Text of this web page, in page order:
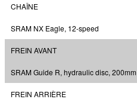
CHAÎNE
SRAM NX Eagle, 12-speed
FREIN AVANT
SRAM Guide R, hydraulic disc, 200mm
FREIN ARRIÈRE